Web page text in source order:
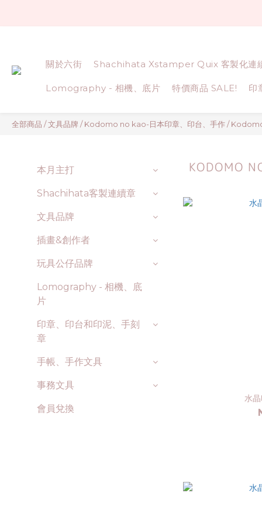
關於六街 Shachihata Xstamper Quix 客製化連
Lomography - 相機、底片 特價商品 SALE! 印
全部商品 /文具品牌 /Kodomo no kao-日本印章、印台、手作/
本月主打
Shachihata客製連續章
文具品牌
插畫&創作者
玩具公仔品牌
Lomography - 相機、底
片
印章、印台和印泥、手刻
章
手帳、手作文具
事務文具
會員兌換
KODOMO
水